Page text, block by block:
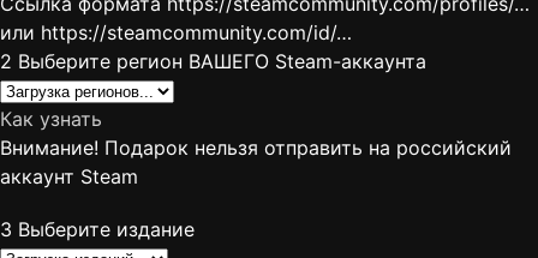
или https://steamcommunity.com/id/…
2 Выберите регион ВАШЕГО Steam-аккаунта
Как узнать
Внимание! Подарок нельзя отправить на российский
аккаунт Steam
3 Выберите издание